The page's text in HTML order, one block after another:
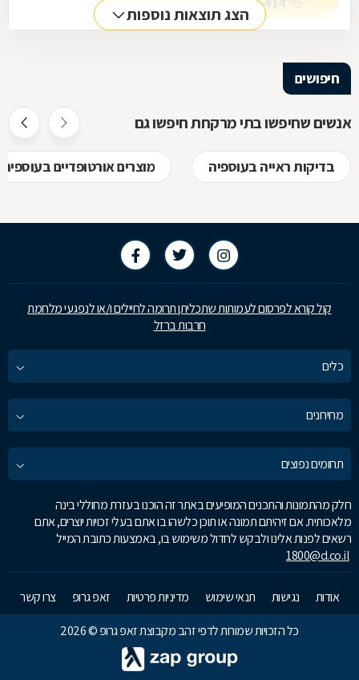
הצג תוצאות נוספות
חיפושים
אנשים שחיפשו בתי מרקחת חיפשו גם
בדיקות ראייה בעוספיה מוצרים אורטופדיים בעוספיה
קול קורא לפרסום לעמותות שתכליתן תרומה לחיילים ו/או לנפגעי מלחמת
חרבות ברזל
כלים
מחירונים
תחומים נפוצים
חלק מהתמונות והתכנים המופיעים באתר זה הוכנו בעזרת מחוללי בינה
מלאכותית. אם זיהיתם תמונה או תוכן כלשהו בו אתם בעלי זכויות יוצרים, אתם
רשאים לפנות אלינו ולבקש לחדול משימוש בו, באמצעות כתובת המייל
1800@d.co.il
אודות נגישות תנאי שימוש מדיניות פרטיות זאפ גרופ
צרו קשר
כל הזכויות שמורות לדפי זהב מקבוצת זאפ גרופ © 2026